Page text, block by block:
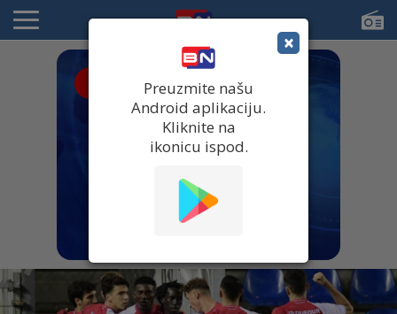
×
Preuzmite našu
Android aplikaciju.
Kliknite na
ikonicu ispod.